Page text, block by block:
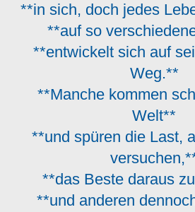
**in sich, doch jedes
**auf so
**entwickelt sich auf
Weg.**
**Manche kommen
Welt**
**und spüren die Last,
**das Beste daraus
**und anderen